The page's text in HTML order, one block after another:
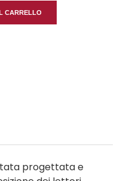
CARRELLO
progettata e